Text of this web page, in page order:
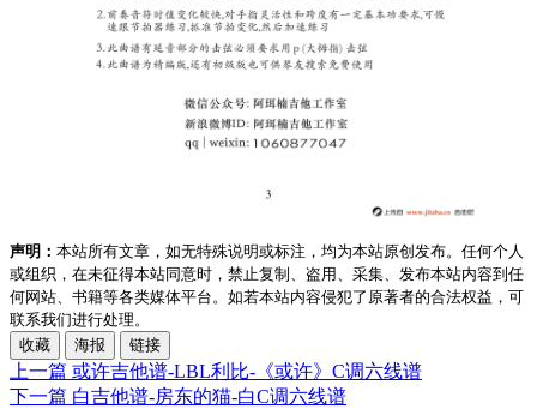
声明： 本站所有文章，如无特殊说明或标注，均为本站原创发布。任何个人
或组织，在未征得本站同意时，禁止复制、盗用、采集、发布本站内容到任
何网站、书籍等各类媒体平台。如若本站内容侵犯了原著者的合法权益，可
联系我们进行处理。
收藏
海报 链接
上一篇 或许吉他谱-LBL利比-《或许》C调六线谱
下一篇 白吉他谱-房东的猫-白C调六线谱